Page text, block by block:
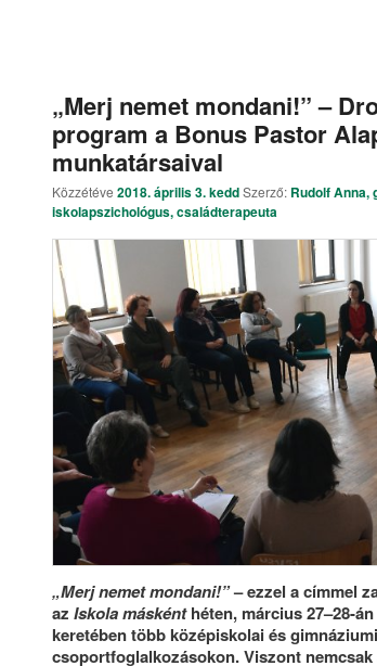
„Merj nemet mondani!” –
program a Bonus Pastor
munkatársaival
Közzétéve 2018. április 3. keddSzerző: Rudolf Anna,
iskolapszichológus, családterapeuta
„Merj nemet mondani!”– ezzel a címmel
az Iskola máskénthéten, március 27–28-
keretében több középiskolai és
csoportfoglalkozásokon. Viszont